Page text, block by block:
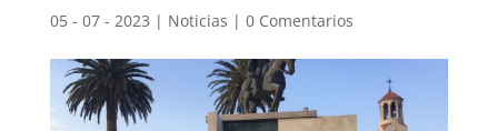
05 - 07 - 2023 | Noticias | 0 Comentarios